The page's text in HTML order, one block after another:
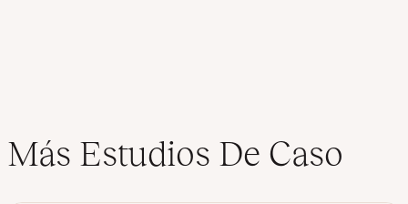
Más Estudios De Caso